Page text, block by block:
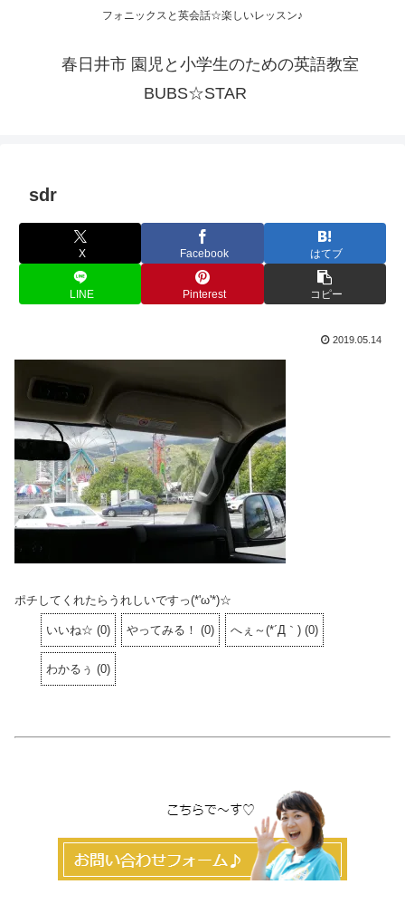
フォニックスと英会話☆楽しいレッスン♪
春日井市 園児と小学生のための英語教室
BUBS☆STAR
sdr
X Facebook はてブ
LINE Pinterest コピー
2019.05.14
ポチしてくれたらうれしいですっ(*'ω'*)☆
いいね☆ (0) やってみる！ (0) へぇ～(*´Д｀) (0)
わかるぅ (0)